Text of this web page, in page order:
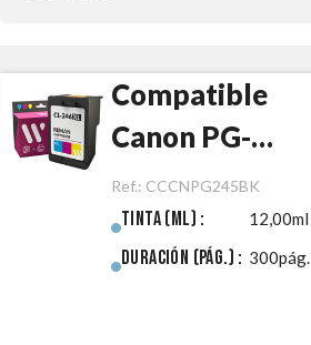
Compatible
Canon PG-
245XL Negro
Ref.: CCCNPG245BK
Tinta (ml) : 12,00ml
Duración (pág.) : 300pág.